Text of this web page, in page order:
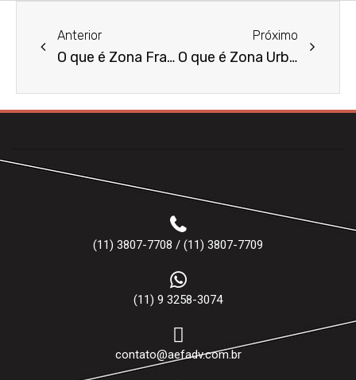
Anterior
O que é Zona Franca?
Próximo
O que é Zona Urbana?
(11) 3807-7708 / (11) 3807-7709
(11) 9 3258-3074
contato@aefadv.com.br